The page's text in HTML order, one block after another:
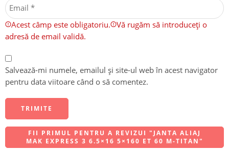
Acest câmp este obligatoriu.
Vă rugăm să introduceți o
adresă de email validă.
Salvează-mi numele, emailul și site-ul web în acest navigator
pentru data viitoare când o să comentez.
FII PRIMUL PENTRU A REVIZUI "JANTA ALIAJ
MAK EXPRESS 3 6.5×16 5×160 ET 60 M-TITAN"